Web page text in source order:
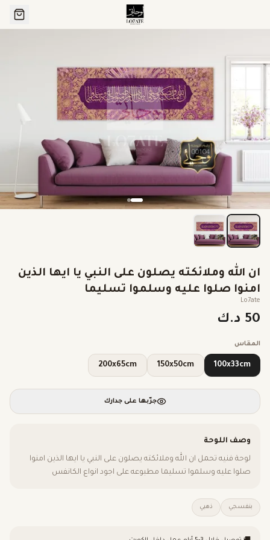
ان الله وملائكته يصلون على النبي يا ايها الذين
امنوا صلوا عليه وسلموا تسليما
Lo7ate
50 د.ك
المقاس
100x33cm
150x50cm
200x65cm
جرّبها على جدارك
وصف اللوحة
لوحة فنيه تحمل ان الله وملائكته يصلون على النبي يا ايها الذين امنوا
صلوا عليه وسلموا تسليما مطبوعه على اجود انواع الكانفس
بنفسجي ذهبي